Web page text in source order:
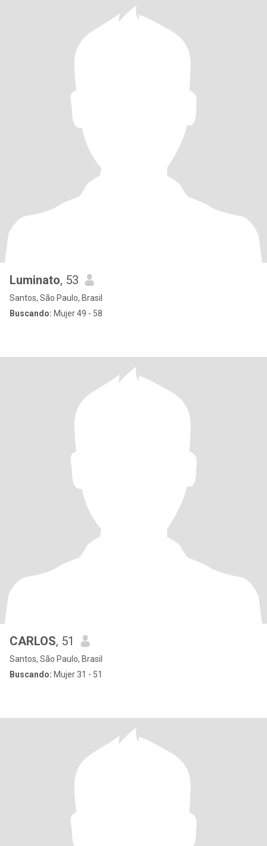
Luminato, 53
Santos, São Paulo, Brasil
Buscando: Mujer 49 - 58
CARLOS, 51
Santos, São Paulo, Brasil
Buscando: Mujer 31 - 51